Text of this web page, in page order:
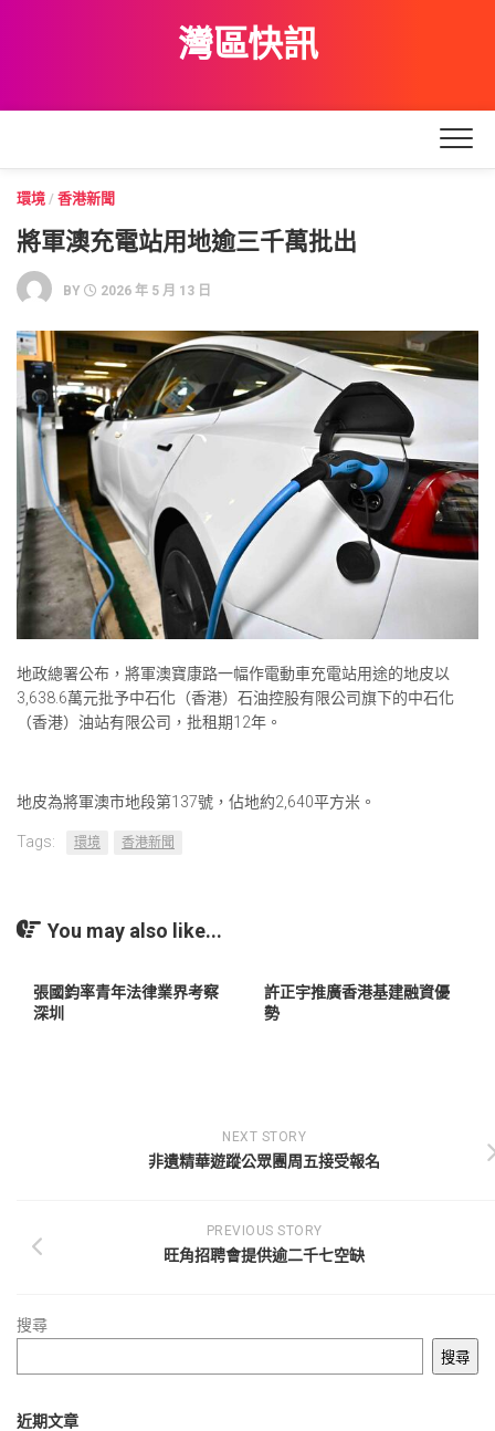
灣區快訊
環境 / 香港新聞
將軍澳充電站用地逾三千萬批出
BY 2026 年 5 月 13 日
地政總署公布，將軍澳寶康路一幅作電動車充電站用途的地皮以
3,638.6萬元批予中石化（香港）石油控股有限公司旗下的中石化
（香港）油站有限公司，批租期12年。
地皮為將軍澳市地段第137號，佔地約2,640平方米。
Tags: 環境 香港新聞
You may also like...
張國鈞率青年法律業界考察
深圳
許正宇推廣香港基建融資優
勢
NEXT STORY
非遺精華遊蹤公眾團周五接受報名
PREVIOUS STORY
旺角招聘會提供逾二千七空缺
搜尋
搜尋
近期文章